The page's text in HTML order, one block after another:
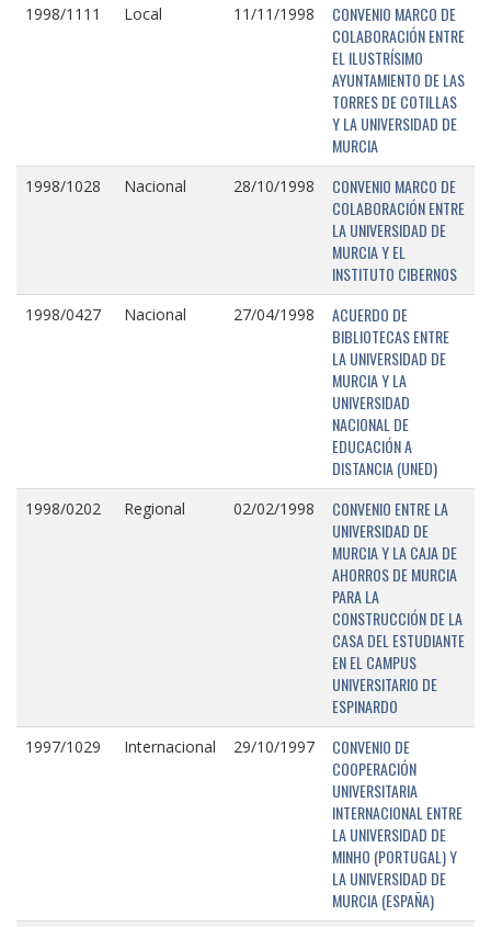
1998/1111 Local 11/11/1998
CONVENIO MARCO DE
COLABORACIÓN ENTRE
EL ILUSTRÍSIMO
AYUNTAMIENTO DE LAS
TORRES DE COTILLAS
Y LA UNIVERSIDAD DE
MURCIA
1998/1028 Nacional 28/10/1998
CONVENIO MARCO DE
COLABORACIÓN ENTRE
LA UNIVERSIDAD DE
MURCIA Y EL
INSTITUTO CIBERNOS
1998/0427 Nacional 27/04/1998
ACUERDO DE
BIBLIOTECAS ENTRE
LA UNIVERSIDAD DE
MURCIA Y LA
UNIVERSIDAD
NACIONAL DE
EDUCACIÓN A
DISTANCIA (UNED)
1998/0202 Regional 02/02/1998
CONVENIO ENTRE LA
UNIVERSIDAD DE
MURCIA Y LA CAJA DE
AHORROS DE MURCIA
PARA LA
CONSTRUCCIÓN DE LA
CASA DEL ESTUDIANTE
EN EL CAMPUS
UNIVERSITARIO DE
ESPINARDO
1997/1029 Internacional 29/10/1997
CONVENIO DE
COOPERACIÓN
UNIVERSITARIA
INTERNACIONAL ENTRE
LA UNIVERSIDAD DE
MINHO (PORTUGAL) Y
LA UNIVERSIDAD DE
MURCIA (ESPAÑA)